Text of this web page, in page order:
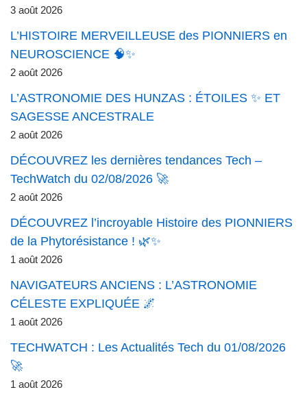
3 août 2026
L’HISTOIRE MERVEILLEUSE des PIONNIERS en
NEUROSCIENCE 🧠✨
2 août 2026
L’ASTRONOMIE DES HUNZAS : ÉTOILES ✨ ET
SAGESSE ANCESTRALE
2 août 2026
DÉCOUVREZ les dernières tendances Tech –
TechWatch du 02/08/2026 🚀
2 août 2026
DÉCOUVREZ l’incroyable Histoire des PIONNIERS
de la Phytorésistance ! 🌿✨
1 août 2026
NAVIGATEURS ANCIENS : L’ASTRONOMIE
CÉLESTE EXPLIQUÉE 🌌
1 août 2026
TECHWATCH : Les Actualités Tech du 01/08/2026
🚀
1 août 2026